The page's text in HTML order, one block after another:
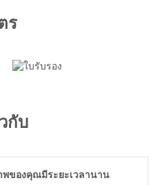
ร
กับ
ของคุณมีระยะเวลานาน